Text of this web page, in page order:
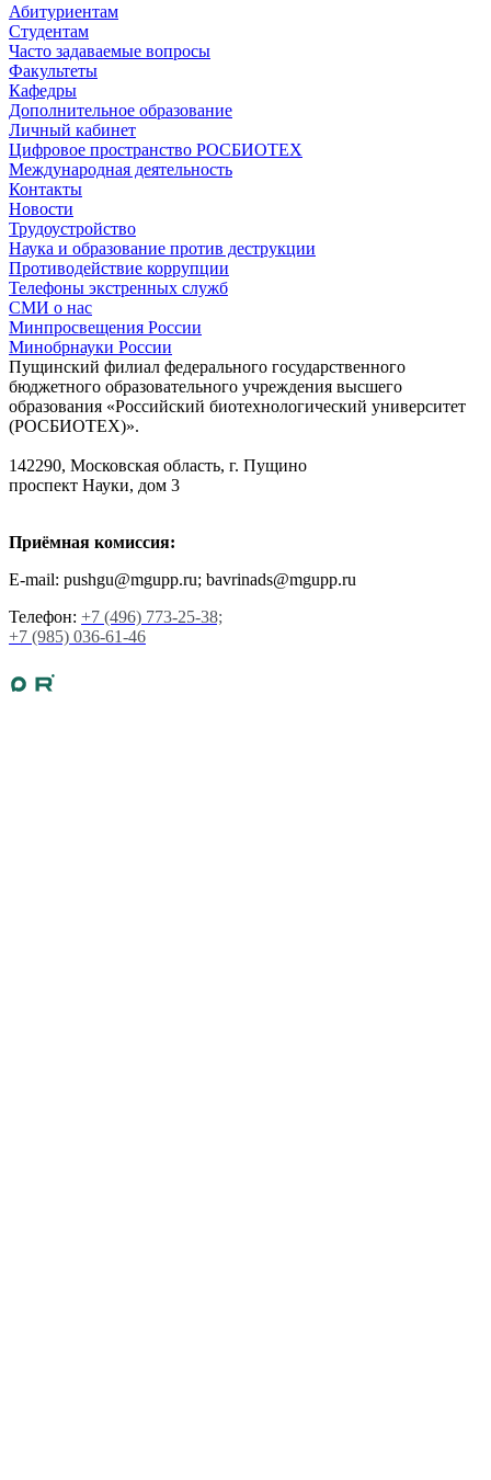
Абитуриентам
Студентам
Часто задаваемые вопросы
Факультеты
Кафедры
Дополнительное образование
Личный кабинет
Цифровое пространство РОСБИОТЕХ
Международная деятельность
Контакты
Новости
Трудоустройство
Наука и образование против деструкции
Противодействие коррупции
Телефоны экстренных служб
СМИ о нас
Минпросвещения России
Минобрнауки России
Пущинский филиал федерального государственного
бюджетного образовательного учреждения высшего
образования «Российский биотехнологический университет
(РОСБИОТЕХ)».
142290, Московская область, г. Пущино
проспект Науки, дом 3
Приёмная комиссия:
E-mail: pushgu@mgupp.ru; bavrinads@mgupp.ru
Телефон: +7 (496) 773-25-38;
+7 (985) 036-61-46